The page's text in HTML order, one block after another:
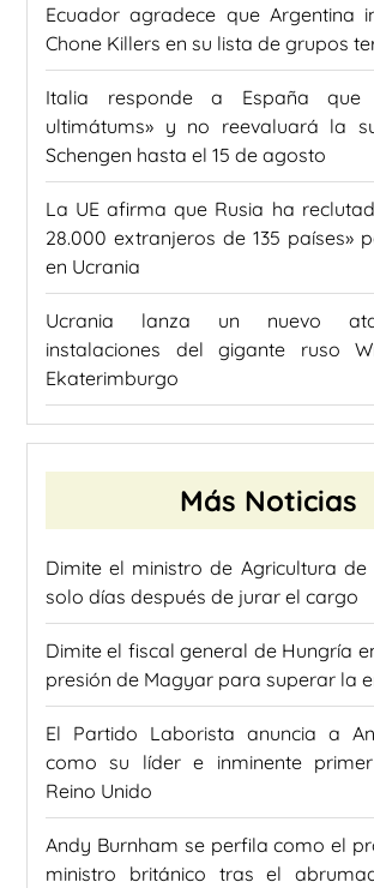
Ecuador agradece que Argentina
Chone Killers en su lista de grupos
Italia responde a España que
ultimátums» y no reevaluará la
Schengen hasta el 15 de agosto
La UE afirma que Rusia ha
28.000 extranjeros de 135 países»
en Ucrania
Ucrania lanza un nuevo
instalaciones del gigante ruso
Ekaterimburgo
Más Noticias
Dimite el ministro de Agricultura de
solo días después de jurar el cargo
Dimite el fiscal general de Hungría
presión de Magyar para superar la
El Partido Laborista anuncia a
como su líder e inminente
Reino Unido
Andy Burnham se perfila como el
ministro británico tras el